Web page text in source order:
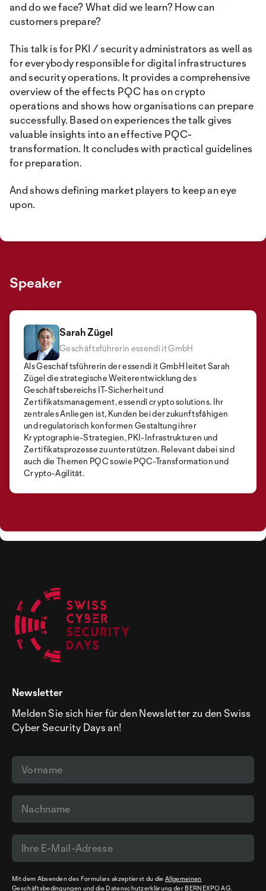
and do we face? What did we learn? How can
customers prepare?
This talk is for PKI / security administrators as well as
for everybody responsible for digital infrastructures
and security operations. It provides a comprehensive
overview of the effects PQC has on crypto
operations and shows how organisations can prepare
successfully. Based on experiences the talk gives
valuable insights into an effective PQC-
transformation. It concludes with practical guidelines
for preparation.
And shows defining market players to keep an eye
upon.
Speaker
Sarah Zügel
Geschäftsführerin essendi it GmbH
Als Geschäftsführerin der essendi it GmbH leitet Sarah
Zügel die strategische Weiterentwicklung des
Geschäftsbereichs IT-Sicherheit und
Zertifikatsmanagement, essendi crypto solutions. Ihr
zentrales Anliegen ist, Kunden bei der zukunftsfähigen
und regulatorisch konformen Gestaltung ihrer
Kryptographie-Strategien, PKI-Infrastrukturen und
Zertifikatsprozesse zu unterstützen. Relevant dabei sind
auch die Themen PQC sowie PQC-Transformation und
Crypto-Agilität.
Newsletter
Melden Sie sich hier für den Newsletter zu den Swiss
Cyber Security Days an!
Mit dem Absenden des Formulars akzeptierst du dieAllgemeinen
Geschäftsbedingungen und die Datenschutzerklärung der BERNEXPO AG.